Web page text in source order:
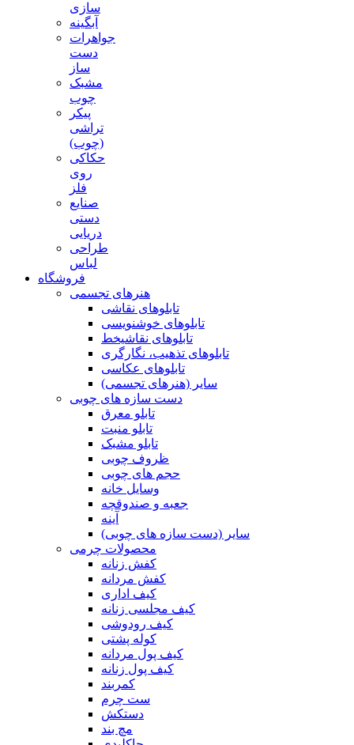
سازی
آبگینه
جواهرات
دست
ساز
مشبک
چوب
پیکر
تراشی
(چوب)
حکاکی
روی
فلز
صنایع
دستی
دریایی
طراحی
لباس
فروشگاه
هنرهای تجسمی
تابلوهای نقاشی
تابلوهای خوشنویسی
تابلوهای نقاشیخط
تابلوهای تذهیب، نگارگری
تابلوهای عکاسی
سایر (هنرهای تجسمی)
دست سازه های چوبی
تابلو معرق
تابلو منبت
تابلو مشبک
ظروف چوبی
حجم های چوبی
وسایل خانه
جعبه و صندوقچه
آینه
سایر (دست سازه های چوبی)
محصولات چرمی
کفش زنانه
کفش مردانه
کیف اداری
کیف مجلسی زنانه
کیف رودوشی
کوله پشتی
کیف پول مردانه
کیف پول زنانه
کمربند
ست چرم
دستکش
مچ بند